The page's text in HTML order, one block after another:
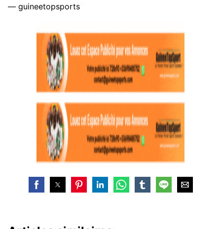
— guineetopsports